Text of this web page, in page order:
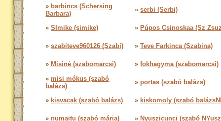
» barbincs (Schersing
Barbara)
»serbi (Serbi)
»SImike (simike) » Púpos Csinoskaa (Sz
»szabiteve960126 (Szabi) »Teve Farkinca (Szabina)
» Misiné (szabomarcsi) »fokhagyma (szabomarcsi)
» misi mókus (szabó
balázs)
» portas (szabó balázs)
» kisvacak (szabó balázs) » kiskomoly (szabó
» numaitu (szabó mária) » Nyuszicunci (szabó